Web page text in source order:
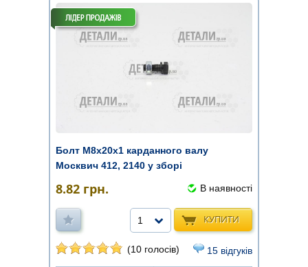
Болт М8х20х1 карданного валу
Москвич 412, 2140 у зборі
8.82 грн. В наявності
КУПИТИ
1
(10 голосів) 15 відгуків